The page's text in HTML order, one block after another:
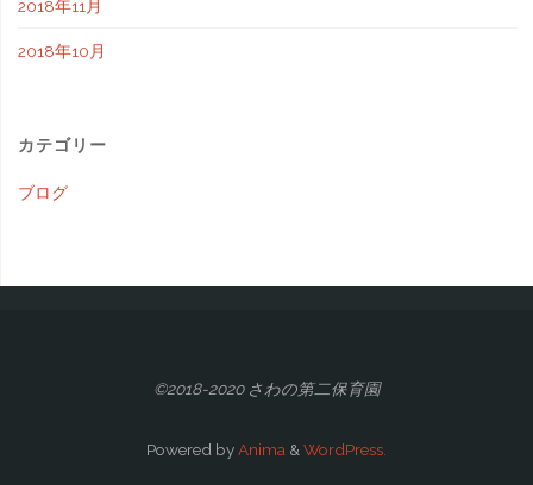
2018年11月
2018年10月
カテゴリー
ブログ
©2018-2020 さわの第二保育園
Powered byAnima &WordPress.